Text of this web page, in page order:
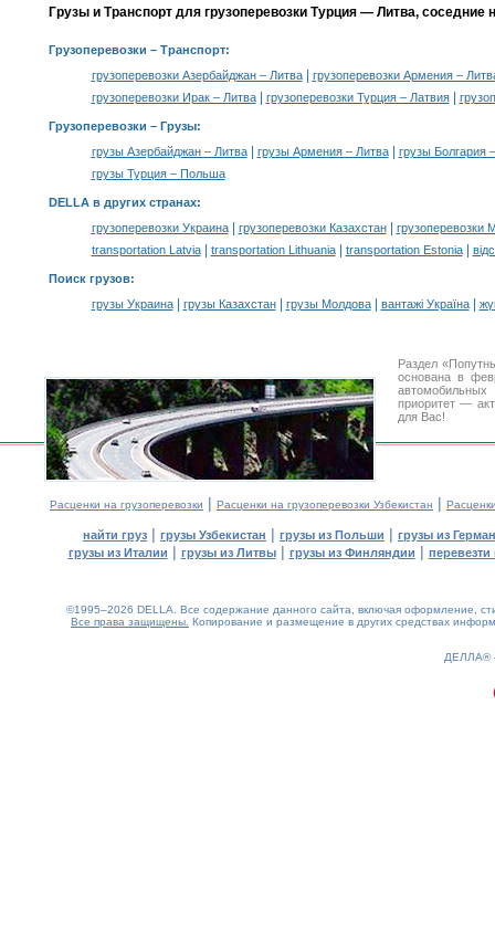
Грузы и Транспорт для грузоперевозки Турция — Литва, соседние
Грузоперевозки – Транспорт:
грузоперевозки Азербайджан – Литва|
грузоперевозки Армения –
грузоперевозки Ирак – Литва| грузоперевозки Турция – Латвия|
Грузоперевозки – Грузы:
грузы Азербайджан – Литва| грузы Армения – Литва|
грузы Болгария
грузы Турция – Польша
DELLA в других странах:
грузоперевозки Украина| грузоперевозки Казахстан|
грузоперевозки
transportation Latvia| transportation Lithuania| transportation Estonia|
Поиск грузов:
грузы Украина| грузы Казахстан| грузы Молдова| вантажі Україна|
Раздел
основана в
приоритет —
для Вас!
Расценки на грузоперевозки | Расценки на грузоперевозки Узбекистан |
найти груз | грузы Узбекистан | грузы из Польши | грузы из
грузы из Италии | грузы из Литвы| грузы из Финляндии | перевезти
©1995–2026 DELLA. Все содержание данного сайта, включая оформление,
Все права защищены. Копирование и размещение в других средствах